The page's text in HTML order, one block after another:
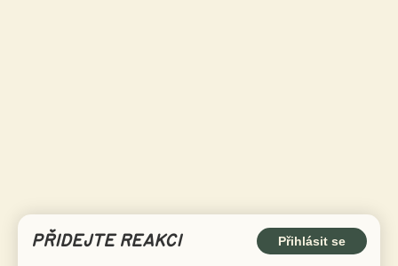
PŘIDEJTE REAKCI Přihlásit se